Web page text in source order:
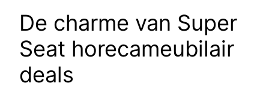
De charme van Super
Seat horecameubilair
deals